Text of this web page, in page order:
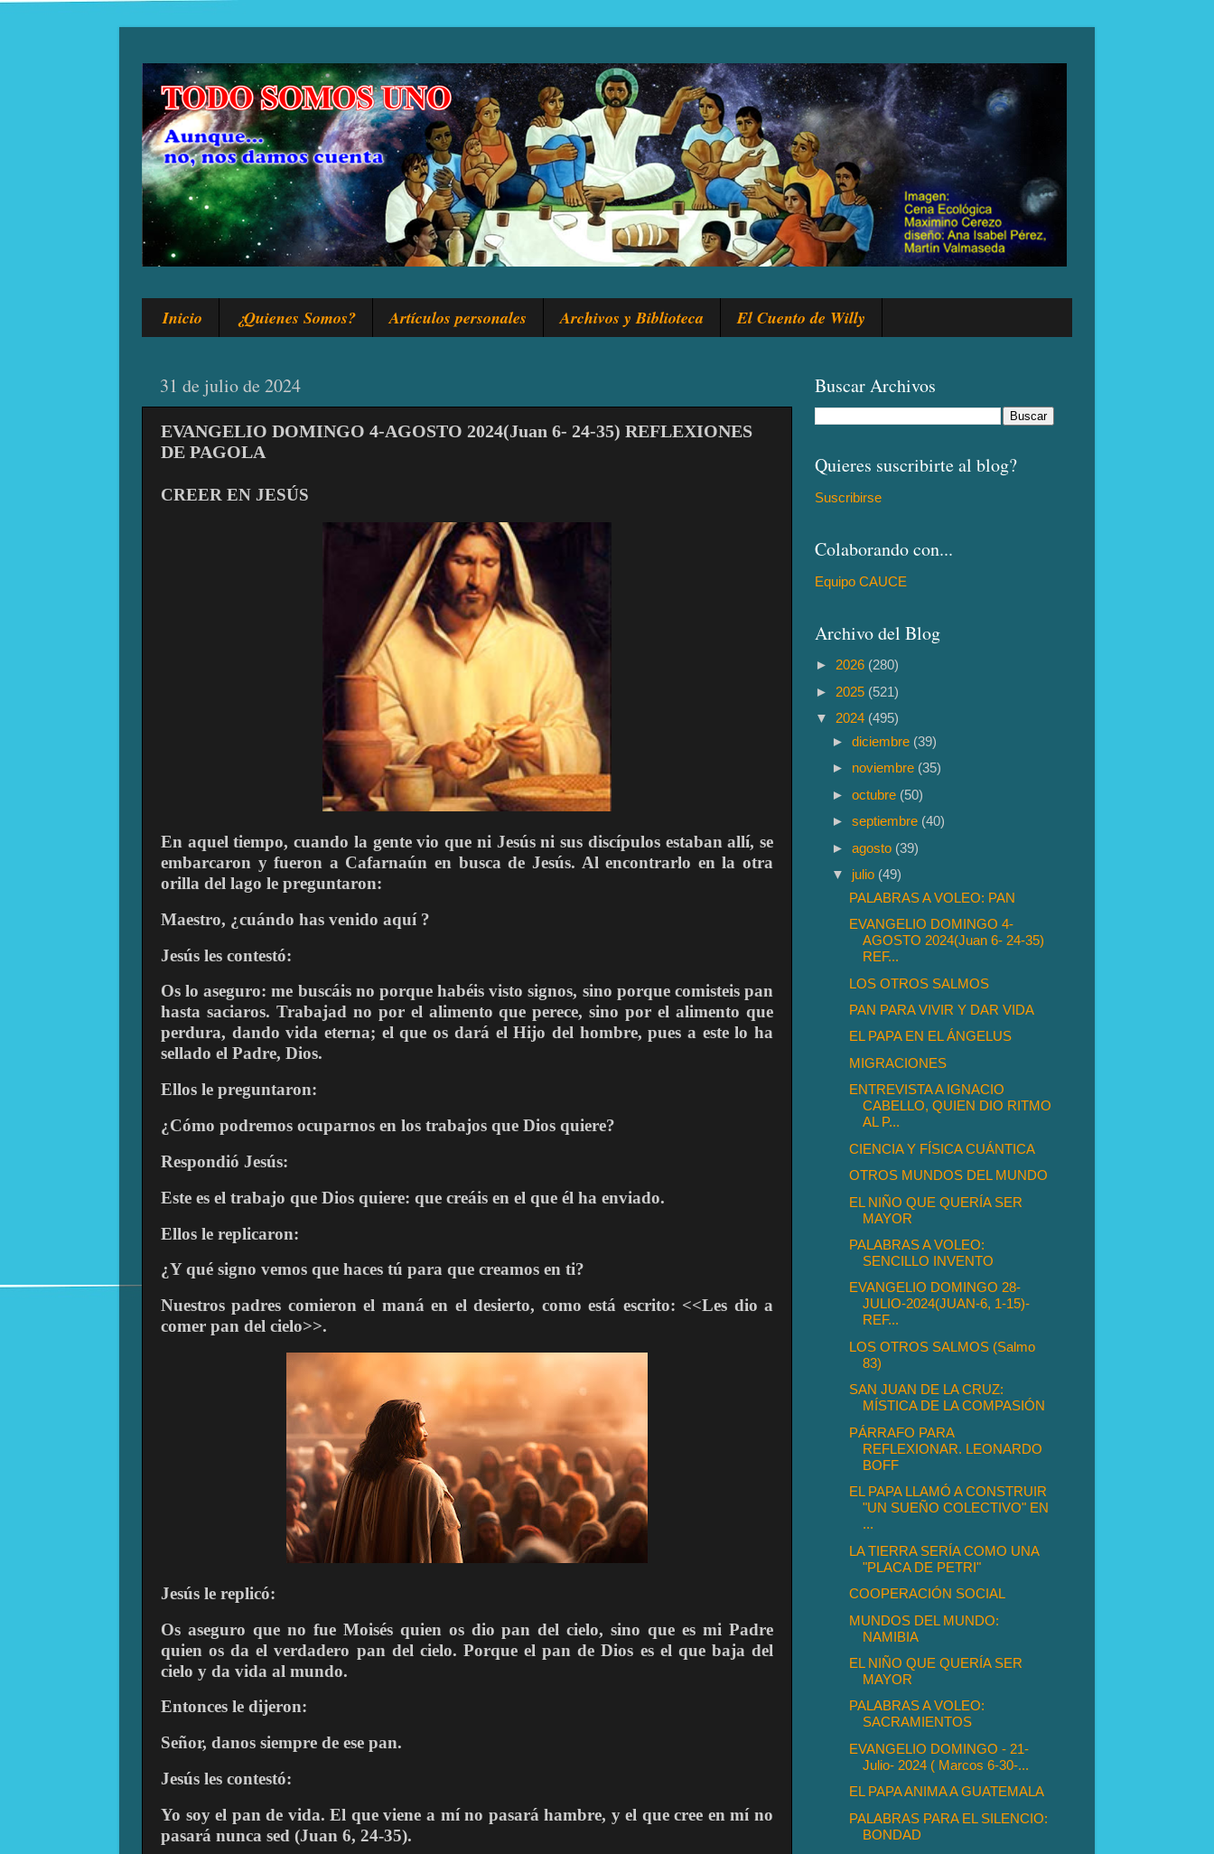
Inicio ¿Quienes Somos? Artículos personales Archivos y Biblioteca El Cuento de Willy
31 de julio de 2024
EVANGELIO DOMINGO 4-AGOSTO 2024(Juan 6- 24-35) REFLEXIONES
DE PAGOLA
CREER EN JESÚS
En aquel tiempo, cuando la gente vio que ni Jesús ni sus discípulos estaban allí, se
embarcaron y fueron a Cafarnaún en busca de Jesús. Al encontrarlo en la otra
orilla del lago le preguntaron:
Maestro, ¿cuándo has venido aquí ?
Jesús les contestó:
Os lo aseguro: me buscáis no porque habéis visto signos, sino porque comisteis pan
hasta saciaros. Trabajad no por el alimento que perece, sino por el alimento que
perdura, dando vida eterna; el que os dará el Hijo del hombre, pues a este lo ha
sellado el Padre, Dios.
Ellos le preguntaron:
¿Cómo podremos ocuparnos en los trabajos que Dios quiere?
Respondió Jesús:
Este es el trabajo que Dios quiere: que creáis en el que él ha enviado.
Ellos le replicaron:
¿Y qué signo vemos que haces tú para que creamos en ti?
Nuestros padres comieron el maná en el desierto, como está escrito: <<Les dio a
comer pan del cielo>>.
Jesús le replicó:
Os aseguro que no fue Moisés quien os dio pan del cielo, sino que es mi Padre
quien os da el verdadero pan del cielo. Porque el pan de Dios es el que baja del
cielo y da vida al mundo.
Entonces le dijeron:
Señor, danos siempre de ese pan.
Jesús les contestó:
Yo soy el pan de vida. El que viene a mí no pasará hambre, y el que cree en mí no
pasará nunca sed (Juan 6, 24-35).
Buscar Archivos
Quieres suscribirte al blog?
Suscribirse
Colaborando con...
Equipo CAUCE
Archivo del Blog
► 2026 (280)
► 2025 (521)
▼ 2024 (495)
►diciembre (39)
► noviembre (35)
►octubre (50)
►septiembre (40)
►agosto (39)
▼ julio (49)
PALABRAS A VOLEO: PAN
EVANGELIO DOMINGO 4-
AGOSTO 2024(Juan 6- 24-35)
REF...
LOS OTROS SALMOS
PAN PARA VIVIR Y DAR VIDA
EL PAPA EN EL ÁNGELUS
MIGRACIONES
ENTREVISTA A IGNACIO
CABELLO, QUIEN DIO RITMO
AL P...
CIENCIA Y FÍSICA CUÁNTICA
OTROS MUNDOS DEL MUNDO
EL NIÑO QUE QUERÍA SER
MAYOR
PALABRAS A VOLEO:
SENCILLO INVENTO
EVANGELIO DOMINGO 28-
JULIO-2024(JUAN-6, 1-15)-
REF...
LOS OTROS SALMOS (Salmo
83)
SAN JUAN DE LA CRUZ:
MÍSTICA DE LA COMPASIÓN
PÁRRAFO PARA
REFLEXIONAR. LEONARDO
BOFF
EL PAPA LLAMÓ A CONSTRUIR
"UN SUEÑO COLECTIVO" EN
...
LA TIERRA SERÍA COMO UNA
"PLACA DE PETRI"
COOPERACIÓN SOCIAL
MUNDOS DEL MUNDO:
NAMIBIA
EL NIÑO QUE QUERÍA SER
MAYOR
PALABRAS A VOLEO:
SACRAMIENTOS
EVANGELIO DOMINGO - 21-
Julio- 2024 ( Marcos 6-30-...
EL PAPA ANIMA A GUATEMALA
PALABRAS PARA EL SILENCIO:
BONDAD